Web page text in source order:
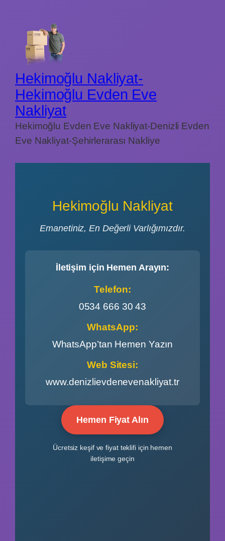
Hekimoğlu Nakliyat-
Hekimoğlu Evden Eve
Nakliyat
Hekimoğlu Evden Eve Nakliyat-Denizli Evden
Eve Nakliyat-Şehirlerarası Nakliye
Hekimoğlu Nakliyat
Emanetiniz, En Değerli Varlığımızdır.
İletişim için Hemen Arayın:
Telefon:
0534 666 30 43
WhatsApp:
WhatsApp’tan Hemen Yazın
Web Sitesi:
www.denizlievdenevenakliyat.tr
Hemen Fiyat Alın
Ücretsiz keşif ve fiyat teklifi için hemen
iletişime geçin